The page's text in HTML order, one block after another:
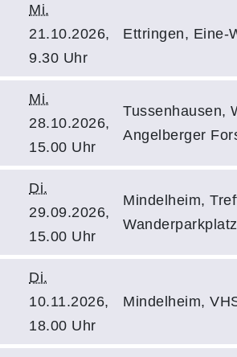
Mi.
21.10.2026,
9.30 Uhr
Ettringen, Eine-
Mi.
28.10.2026,
15.00 Uhr
Tussenhausen,
Angelberger
Di.
29.09.2026,
15.00 Uhr
Mindelheim,
Di.
10.11.2026,
18.00 Uhr
Mindelheim,